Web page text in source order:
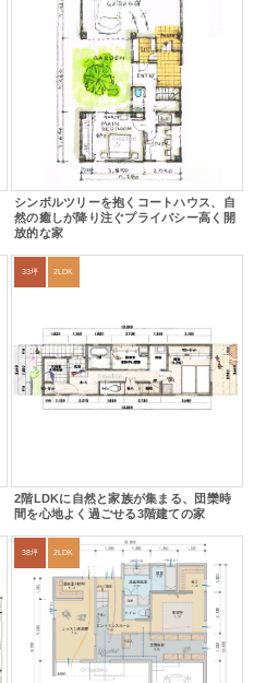
シンボルツリーを抱くコートハウス、自
然の癒しが降り注ぐプライバシー高く開
放的な家
33坪 2LDK
2階LDKに自然と家族が集まる、団欒時
間を心地よく過ごせる3階建ての家
38坪 2LDK